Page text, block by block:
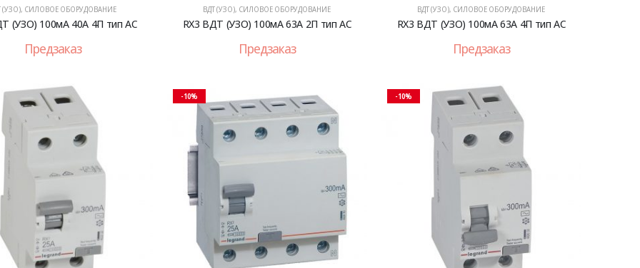
(УЗО), СИЛОВОЕ ОБОРУДОВАНИЕ
(УЗО) 100мА 40А 4П тип AC
Предзаказ
ВДТ (УЗО), СИЛОВОЕ ОБОРУДОВАНИЕ
RX3 ВДТ (УЗО) 100мА 63А 2П тип AC
Предзаказ
ВДТ (УЗО), СИЛОВОЕ ОБОРУДОВАНИЕ
RX3 ВДТ (УЗО) 100мА 63А 4П тип AC
Предзаказ
-10% -10%